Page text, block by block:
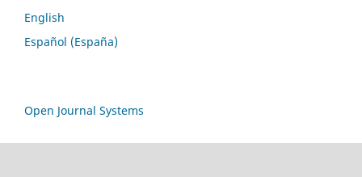
English
Español (España)
Open Journal Systems